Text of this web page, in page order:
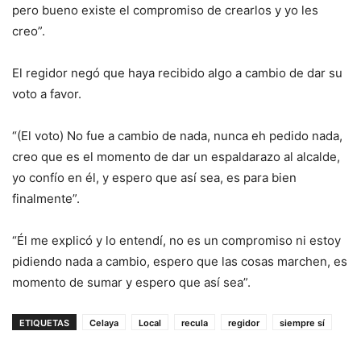
pero bueno existe el compromiso de crearlos y yo les
creo”.
El regidor negó que haya recibido algo a cambio de dar su
voto a favor.
“(El voto) No fue a cambio de nada, nunca eh pedido nada,
creo que es el momento de dar un espaldarazo al alcalde,
yo confío en él, y espero que así sea, es para bien
finalmente”.
“Él me explicó y lo entendí, no es un compromiso ni estoy
pidiendo nada a cambio, espero que las cosas marchen, es
momento de sumar y espero que así sea”.
ETIQUETAS Celaya Local recula regidor siempre sí